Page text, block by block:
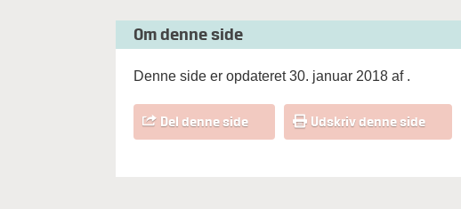
Om denne side
Denne side er opdateret 30. januar 2018 af .
Del denne side Udskriv denne side